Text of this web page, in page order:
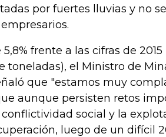
por fuertes lluvias y no
frente a las cifras de 2015
toneladas), el Ministro de
que "estamos muy
aunque persisten retos
social y la
luego de un difícil